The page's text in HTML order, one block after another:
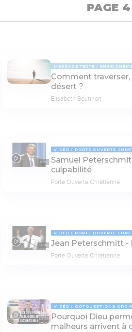
PAGE 4
MESSAGE TEXTE
Comment
désert ?
Elisabeth Boutinon
62:01
VIDÉO PORTE OUVERTE
Samuel
culpabilité
Porte Ouverte Chrétienne
50:40
VIDÉO PORTE OUVERTE
Jean Peterschmitt -
Porte Ouverte Chrétienne
03:33
VIDÉO GOTQUESTIONS.ORG-
Pourquoi Dieu
malheurs arrivent à